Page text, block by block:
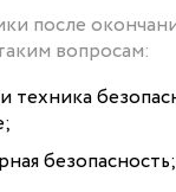
после
вопросам:
техника
безопасность;